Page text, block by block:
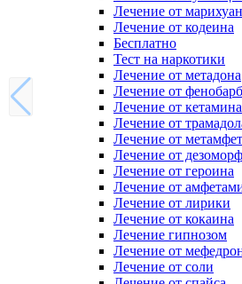
Лечение от
Лечение от кодеина
Бесплатно
Тест на наркотики
Лечение от метадона
Лечение от
Лечение от кетамина
Лечение от
Лечение от
Лечение от
Лечение от героина
Лечение от
Лечение от лирики
Лечение от кокаина
Лечение гипнозом
Лечение от
Лечение от соли